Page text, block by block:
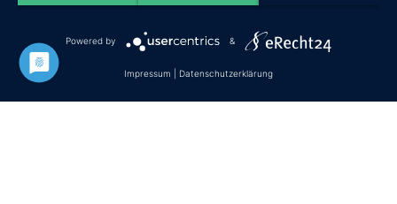
Datenschutz Impressum Cookie-Einstellungen
© Copyright - wir-testen-du-kaufst.de
Powered by &
Impressum Datenschutzerklärung